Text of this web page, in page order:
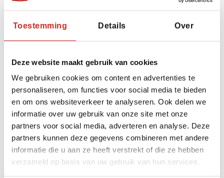
Toestemming Details Over
Deze website maakt gebruik van cookies
We gebruiken cookies om content en advertenties te
personaliseren, om functies voor social media te bieden
en om ons websiteverkeer te analyseren. Ook delen we
informatie over uw gebruik van onze site met onze
partners voor social media, adverteren en analyse. Deze
partners kunnen deze gegevens combineren met andere
informatie die u aan ze heeft verstrekt of die ze hebben
verzameld op basis van uw gebruik van hun services.
Cambodja rondreizen